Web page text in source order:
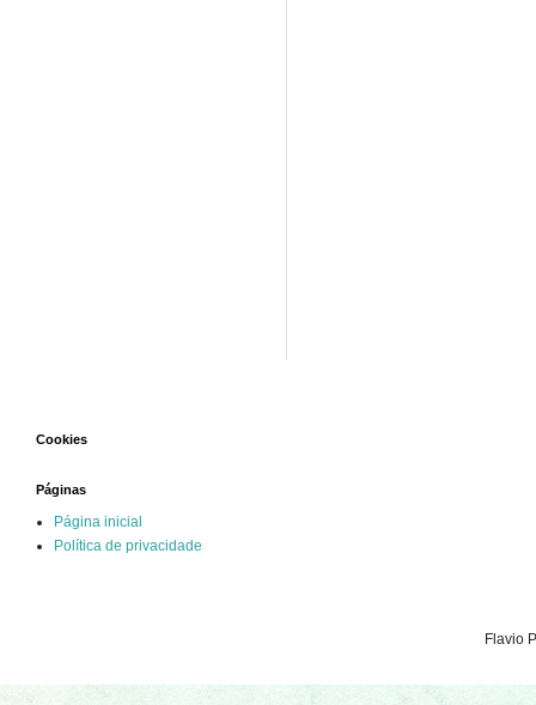
Cookies
Páginas
Página inicial
Política de privacidade
Flavio